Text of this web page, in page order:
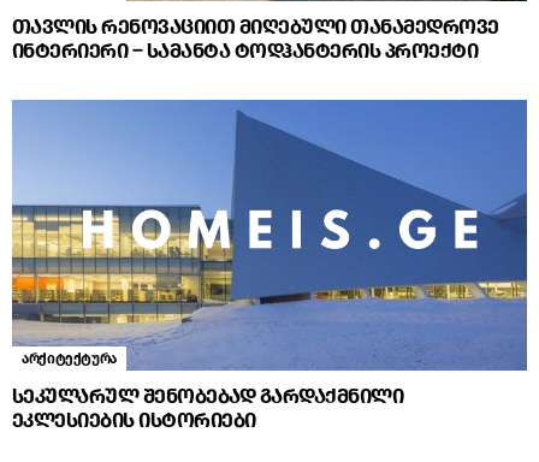
თავლის რენოვაციით მიღებული თანამედროვე
ინტერიერი – სამანტა ტოდჰანტერის პროექტი
არქიტექტურა
სეკულარულ შენობებად გარდაქმნილი
ეკლესიების ისტორიები